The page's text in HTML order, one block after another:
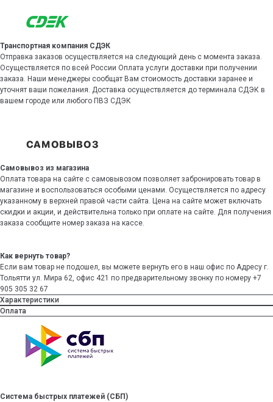
Транспортная компания СДЭК
Отправка заказов осуществляется на следующий день с момента заказа.
Осуществляется по всей России Оплата услуги доставки при получении
заказа. Наши менеджеры сообщат Вам стоиомость доставки заранее и
уточнят ваши пожелания. Доставка осуществляется до терминала СДЭК в
вашем городе или любого ПВЗ СДЭК
Самовывоз из магазина
Оплата товара на сайте с самовывозом позволяет забронировать товар в
магазине и воспользоваться особыми ценами. Осуществляется по адресу
указанному в верхней правой части сайта. Цена на сайте может включать
скидки и акции, и действительна только при оплате на сайте. Для получения
заказа сообщите номер заказа на кассе.
Как вернуть товар?
Если вам товар не подошел, вы можете вернуть его в наш офис по Адресу г.
Тольятти ул. Мира 62, офис 421 по предварительному звонку по номеру +7
905 305 32 67
Характеристики
Оплата
Система быстрых платежей (СБП)